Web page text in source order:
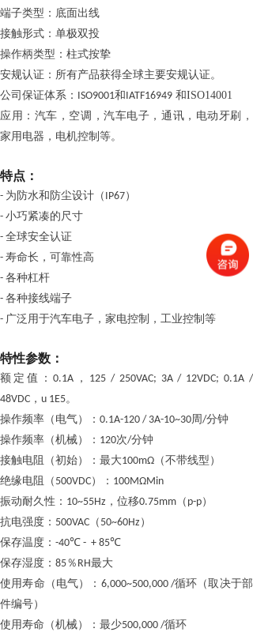
端子类型 ：底面出线
接触形式 ：单极双投
操作柄类型：柱式按挚
安规认证：所有产品获得全球主要安规认证。
公司保证体系： ISO9001和 IATF16949 和ISO14001
应用：汽车，空调，汽车电子，通讯，电动牙刷，
家用电器，电机控制等。
特点：
- 为防水和防尘设计（ IP67）
- 小巧紧凑的尺寸
- 全球安全认证
- 寿命长，可靠性高
- 各种杠杆
- 各种接线端子
- 广泛用于汽车电子，家电控制，工业控制等
特性参数：
额定值 ：0.1A ， 125 / 250VAC; 3A / 12VDC; 0.1A /
48VDC ， u 1E5。
操作频率（电气）： 0.1A-120 / 3A-10~30周 /分钟
操作频率（机械）： 120次/分钟
接触电阻（初始）：最大100mΩ （不带线型）
绝缘电阻（ 500VDC）： 100MΩMin
振动耐久性： 10~55Hz ， 位移0.75mm （ p-p）
抗电强度： 500VAC （ 50~60Hz ）
保存温度： -40℃ - + 85℃
保存湿度： 85％ RH最大
使用寿命（电气）： 6,000~500,000 /循环（取决于部
件编号）
使用寿命（机械）：最少500,000 /循环